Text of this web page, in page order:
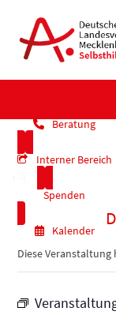
content
Beratung
Interner Bereich
Spenden
Kalender
Diese